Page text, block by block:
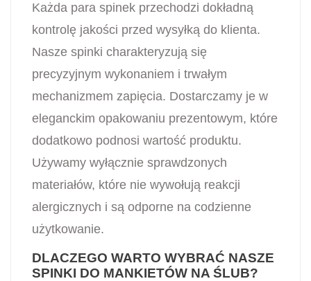
Każda para spinek przechodzi dokładną
kontrolę jakości przed wysyłką do klienta.
Nasze spinki charakteryzują się
precyzyjnym wykonaniem i trwałym
mechanizmem zapięcia. Dostarczamy je w
eleganckim opakowaniu prezentowym, które
dodatkowo podnosi wartość produktu.
Używamy wyłącznie sprawdzonych
materiałów, które nie wywołują reakcji
alergicznych i są odporne na codzienne
użytkowanie.
DLACZEGO WARTO WYBRAĆ NASZE
SPINKI DO MANKIETÓW NA ŚLUB?